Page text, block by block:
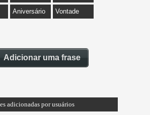
Aniversário Vontade
Adicionar uma frase
adicionadas por usuários